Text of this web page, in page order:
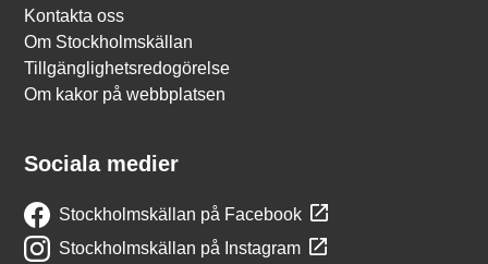
Kontakta oss
Om Stockholmskällan
Tillgänglighetsredogörelse
Om kakor på webbplatsen
Sociala medier
Stockholmskällan på Facebook
Stockholmskällan på Instagram